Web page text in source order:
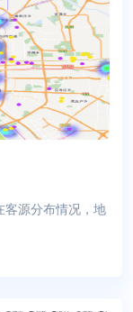
客源分布情况，地